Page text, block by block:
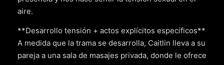
aire.
**Desarrollo tensión + actos explícitos específicos**
A medida que la trama se desarrolla, Caitlin lleva a su
pareja a una sala de masajes privada, donde le ofrece